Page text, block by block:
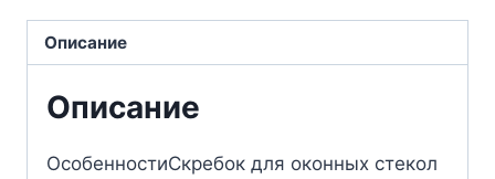
Описание
Описание
ОсобенностиСкребок для оконных стекол